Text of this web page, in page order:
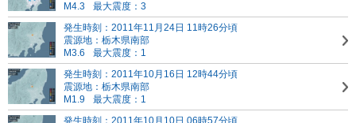
M4.3
最大震度：3
発生時刻：2011年11月24日 11時26分頃
震源地：栃木県南部
M3.6
最大震度：1
発生時刻：2011年10月16日 12時44分頃
震源地：栃木県南部
M1.9
最大震度：1
発生時刻：2011年10月10日 06時57分頃